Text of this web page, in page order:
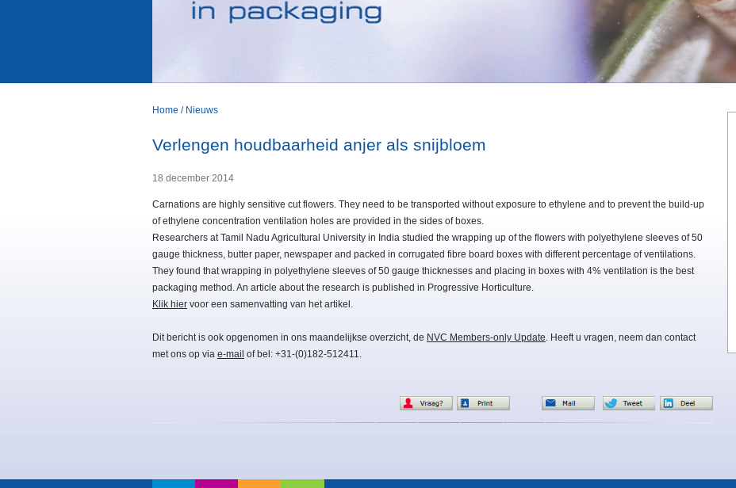
Home / Nieuws
Verlengen houdbaarheid anjer als snijbloem
18 december 2014
Carnations are highly sensitive cut flowers. They need to be transported without exposure to ethylene and to prevent the build-up
of ethylene concentration ventilation holes are provided in the sides of boxes.
Researchers at Tamil Nadu Agricultural University in India studied the wrapping up of the flowers with polyethylene sleeves of 50
gauge thickness, butter paper, newspaper and packed in corrugated fibre board boxes with different percentage of ventilations.
They found that wrapping in polyethylene sleeves of 50 gauge thicknesses and placing in boxes with 4% ventilation is the best
packaging method. An article about the research is published in Progressive Horticulture.
Klik hier voor een samenvatting van het artikel.
Dit bericht is ook opgenomen in ons maandelijkse overzicht, de NVC Members-only Update. Heeft u vragen, neem dan contact
met ons op via e-mail of bel: +31-(0)182-512411.